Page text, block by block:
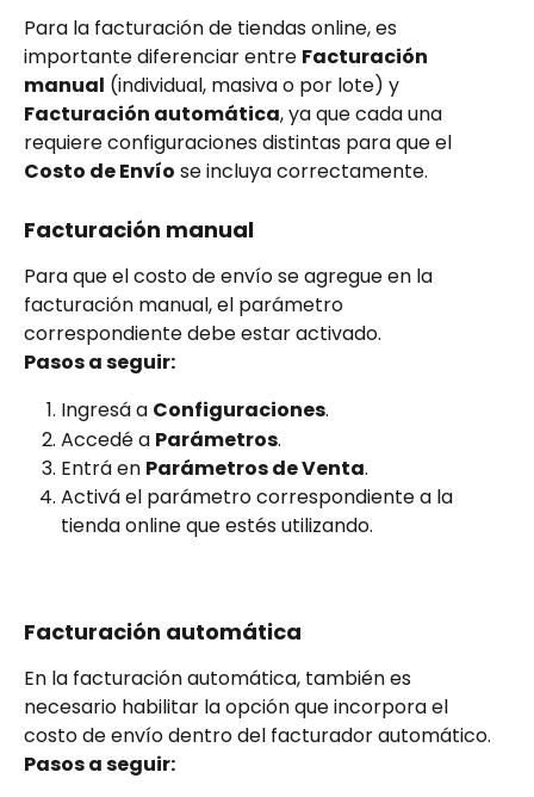
Para la facturación de tiendas online, es
importante diferenciar entre Facturación
manual (individual, masiva o por lote) y
Facturación automática, ya que cada una
requiere configuraciones distintas para que el
Costo de Envío se incluya correctamente.
Facturación manual
Para que el costo de envío se agregue en la
facturación manual, el parámetro
correspondiente debe estar activado.
Pasos a seguir:
Ingresá a Configuraciones.
Accedé a Parámetros.
Entrá en Parámetros de Venta.
Activá el parámetro correspondiente a la
tienda online que estés utilizando.
Facturación automática
En la facturación automática, también es
necesario habilitar la opción que incorpora el
costo de envío dentro del facturador automático.
Pasos a seguir: